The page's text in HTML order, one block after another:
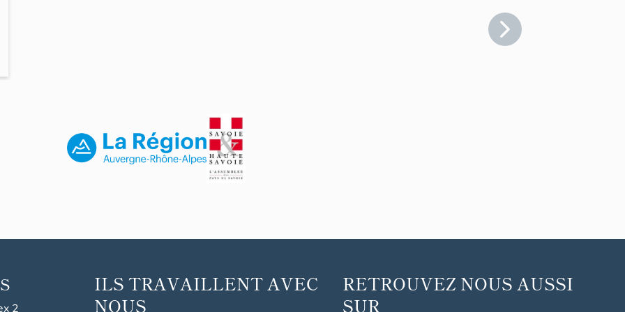
2
ILS TRAVAILLENT AVEC
NOUS
RETROUVEZ NOUS AUSSI
SUR